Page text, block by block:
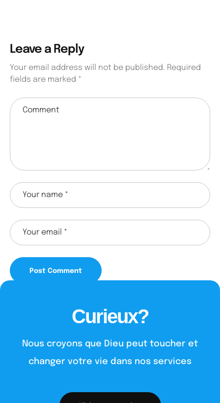
Leave a Reply
Your email address will not be published. Required
fields are marked *
Curieux?
Nous croyons que Dieu peut toucher et
changer votre vie dans nos services